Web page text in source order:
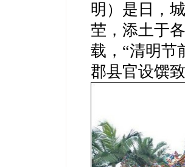
明）是日，
茔，添土于
载，“清明节
郡县官设馔